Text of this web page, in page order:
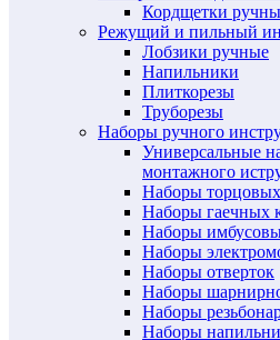
Кордщетки
Режущий и пильный
Лобзики ручные
Напильники
Плиткорезы
Труборезы
Наборы ручного
Универсальные
монтажного
Наборы
Наборы гаечных
Наборы
Наборы
Наборы отверток
Наборы
Наборы
Наборы